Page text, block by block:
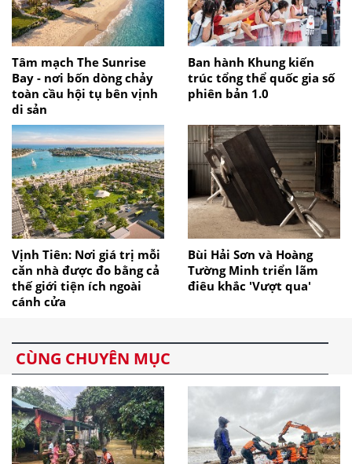
Tâm mạch The Sunrise
Bay - nơi bốn dòng chảy
toàn cầu hội tụ bên vịnh
di sản
Ban hành Khung kiến
trúc tổng thể quốc gia số
phiên bản 1.0
Vịnh Tiên: Nơi giá trị mỗi
căn nhà được đo bằng cả
thế giới tiện ích ngoài
cánh cửa
Bùi Hải Sơn và Hoàng
Tường Minh triển lãm
điêu khắc 'Vượt qua'
CÙNG CHUYÊN MỤC